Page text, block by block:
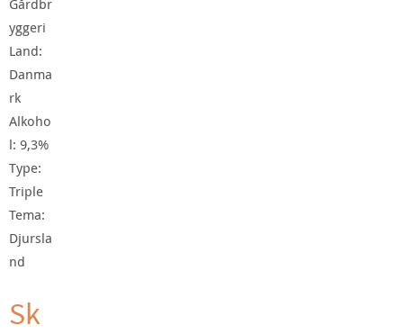
Gårdbr
yggeri
Land:
Danma
rk
Alkoho
l: 9,3%
Type:
Triple
Tema:
Djursla
nd
Sk